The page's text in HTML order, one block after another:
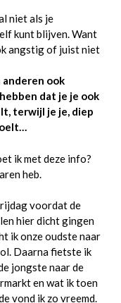
niet als je
kunt blijven. Want
angstig of juist niet
anderen ook
dat je je ook
terwijl je je, diep
ik met deze info?
heb.
voordat de
hier dicht gingen
ik onze oudste naar
Daarna fietste ik
jongste naar de
en wat ik toen
vond ik zo vreemd.